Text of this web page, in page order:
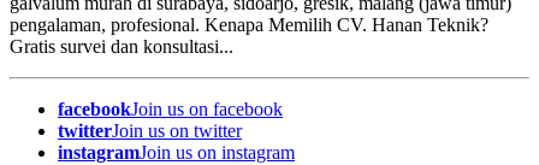
pengalaman, profesional. Kenapa Memilih CV. Hanan Teknik?
Gratis survei dan konsultasi...
facebookJoin us on facebook
twitterJoin us on twitter
instagramJoin us on instagram